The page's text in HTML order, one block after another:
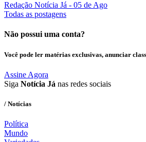
Redação Notícia Já - 05 de Ago
Todas as postagens
Não possui uma conta?
Você pode ler matérias exclusivas, anunciar
Assine Agora
Siga Notícia Já nas redes sociais
/ Notícias
Política
Mundo